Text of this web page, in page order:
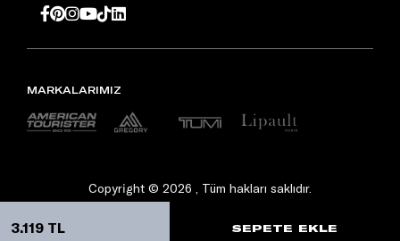
MARKALARIMIZ
Copyright © 2026 , Tüm hakları saklıdır.
3.119 TL